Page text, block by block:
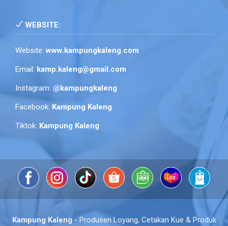
WEBSITE:
Website: www.kampungkaleng.com
Email: kamp.kaleng@gmail.com
Instagram: @kampungkaleng
Facebook: Kampung Kaleng
Tiktok: Kampung Kaleng
Kampung Kaleng- Produsen Loyang, Cetakan Kue & Produk